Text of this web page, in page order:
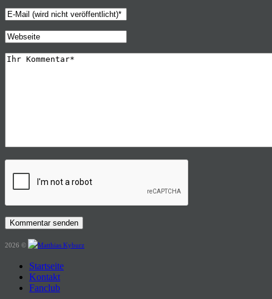
2026 ©
Startseite
Kontakt
Fanclub